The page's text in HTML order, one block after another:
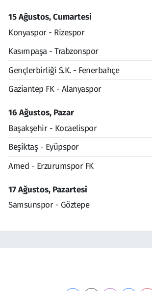
15 Ağustos, Cumartesi
Konyaspor - Rizespor
Kasımpaşa - Trabzonspor
Gençlerbirliği S.K. - Fenerbahçe
Gaziantep FK - Alanyaspor
16 Ağustos, Pazar
Başakşehir - Kocaelispor
Beşiktaş - Eyüpspor
Amed - Erzurumspor FK
17 Ağustos, Pazartesi
Samsunspor - Göztepe